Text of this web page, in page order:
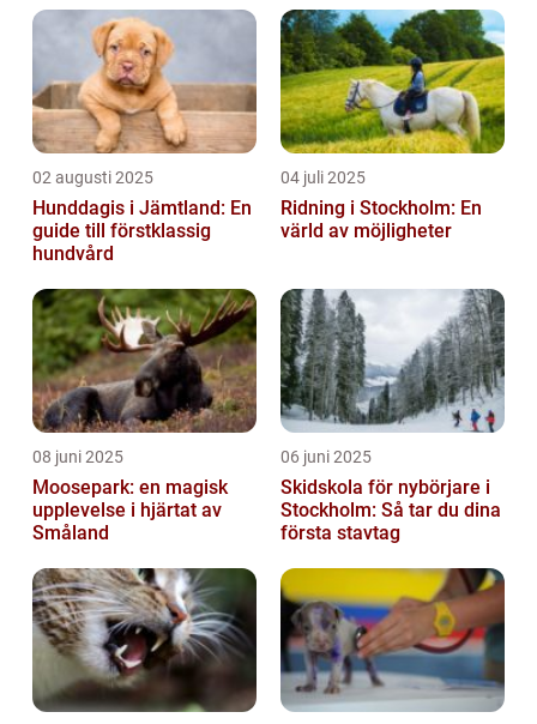
02 augusti 2025
Hunddagis i Jämtland: En
guide till förstklassig
hundvård
04 juli 2025
Ridning i Stockholm: En
värld av möjligheter
08 juni 2025
Moosepark: en magisk
upplevelse i hjärtat av
Småland
06 juni 2025
Skidskola för nybörjare i
Stockholm: Så tar du dina
första stavtag